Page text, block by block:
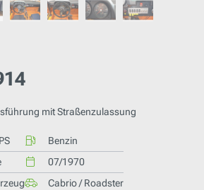
mit Straßenzulassung
Benzin
07/1970
Cabrio / Roadster